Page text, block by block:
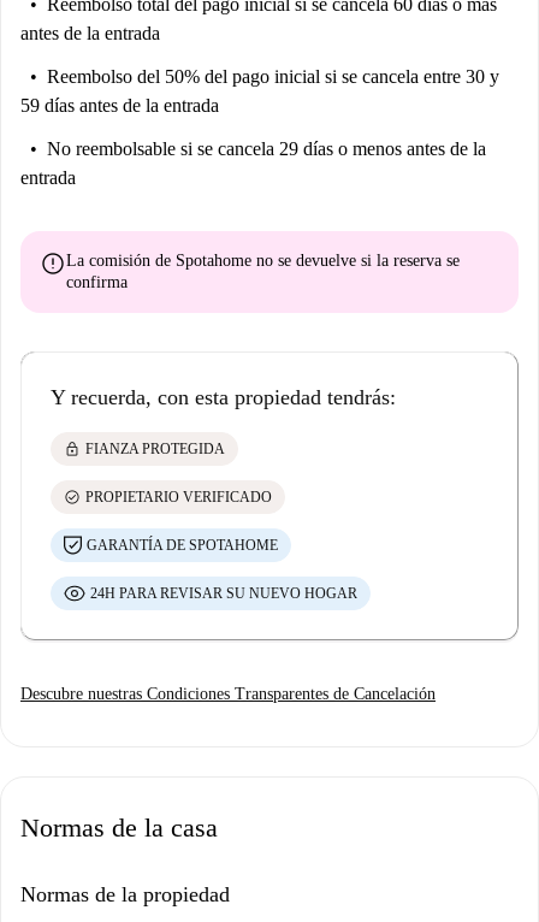
Reembolso total del pago inicial si se cancela 60 días o más
antes de la entrada
Reembolso del 50% del pago inicial si se cancela entre 30 y
59 días antes de la entrada
No reembolsable si se cancela 29 días o menos antes de la
entrada
errorLa comisión de Spotahome no se devuelve si la reserva se
confirma
Y recuerda, con esta propiedad tendrás:
lock FIANZA PROTEGIDA
check_circle PROPIETARIO VERIFICADO
GARANTÍA DE SPOTAHOME
24H PARA REVISAR SU NUEVO HOGAR
Descubre nuestras Condiciones Transparentes de Cancelación
Normas de la casa
Normas de la propiedad